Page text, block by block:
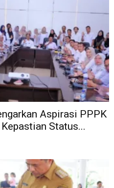
Aspirasi PPPK
Status...